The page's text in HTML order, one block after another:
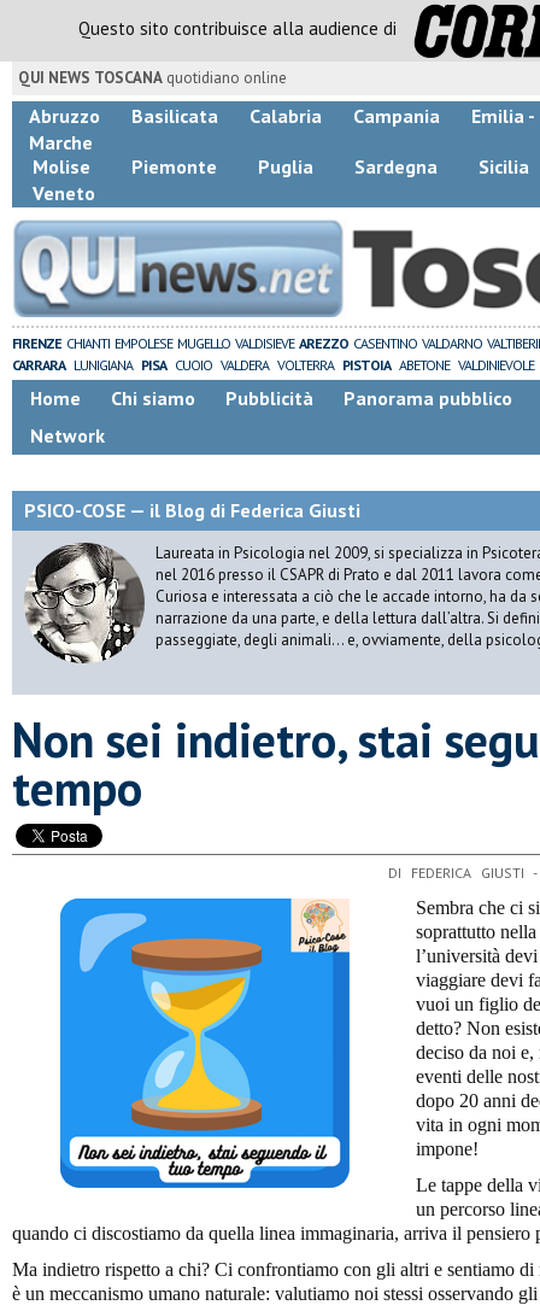
Questo sito contribuisce alla audience di
QUI NEWS TOSCANA quotidiano online
Abruzzo Basilicata Calabria Campania
Emilia -
Marche
Molise
Piemonte Puglia Sardegna
Sicilia
Veneto
FIRENZE CHIANTI EMPOLESE MUGELLO VALDISIEVE AREZZO CASENTINO VALDARNO
CARRARA LUNIGIANA PISA CUOIO VALDERA VOLTERRA PISTOIA ABETONE VALDINIEVOLE
Home Chi siamo Pubblicità
Panorama pubblico
Network
PSICO-COSE — il Blog di Federica Giusti
Laureata in Psicologia nel 2009, si specializza in
nel 2016 presso il CSAPR di Prato e dal 2011 lavora
Curiosa e interessata a ciò che le accade intorno, ha da
narrazione da una parte, e della lettura dall’altra. Si
passeggiate, degli animali… e, ovviamente, della
​Non sei indietro, stai
tempo
DI FEDERICA GIUSTI
Sembra che ci
soprattutto
l’università
viaggiare devi
vuoi un figlio
detto? Non
deciso da noi
eventi delle
dopo 20 anni
vita in ogni
impone!
Le tappe della
un percorso
quando ci discostiamo da quella linea immaginaria, arriva il
Ma indietro rispetto a chi? Ci confrontiamo con gli altri e sentiamo
è un meccanismo umano naturale: valutiamo noi stessi osservando